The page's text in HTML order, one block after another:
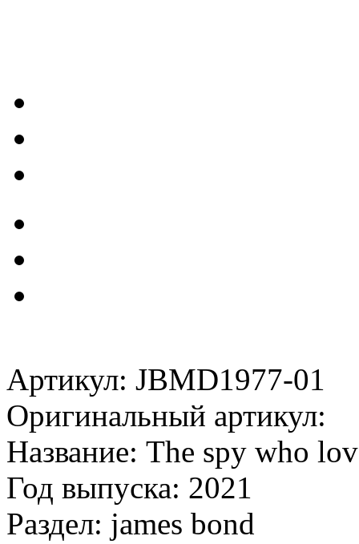
Артикул: JBMD1977-01
Оригинальный артикул:
Название: The spy who
Год выпуска: 2021
Раздел: james bond